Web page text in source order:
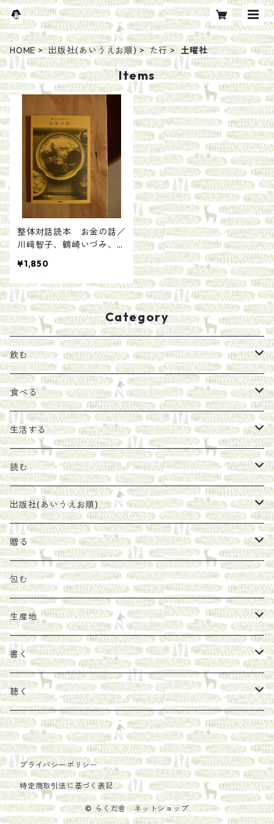
HOME 出版社(あいうえお順) た行 土曜社
Items
整体対話読本 お金の話／
川﨑智子、鶴崎いづみ、江
¥1,850
Category
飲む
お茶
エキス
珈琲豆
太山寺珈琲焙煎室
食べる
ジャム
うめぼし
塩
オリーブオイル
その他
マスコバド糖
しょうがパウダー
野菜・果物
新しょうが
レモン
生活する
エコラップ
石けん
ヘチマたわし
陶器
馬目隆宏
絵
タンブラー
読む
刊行から時間が経ったけれど、長く売り続けたい一冊
贈り物に勧めたい絵本
紀伊半島ブックマルシェ関連本
らくだ舎出帆室の参考本など
新刊では販売しづらくなった本を巡らせて
古本や自由価格本から探す
出版社(あいうえお順)
らくだ舎出帆室
リトルプレス
mario books
タイドラー
Sakumag
地下BOOKS
疋田千里
PHILOSOPHIA
海外出版社
古本
あ行
明石書店
赤々舎
亜紀書房
か行
偕成社
笠間書院
さ行
里山社
た行
贈る
包装
ギフトセット
カレンダー
カップ
ステッカー
包む
生産地
色川
そこそこ農園
農家民泊JUGEM
だものみち
安田農園
フィリピン
パレスチナ
インドネシア
メキシコ
書く
カムワッカ
らくだ舎
ポストカード
聴く
里
COLECTIVO ALTEPE
プライバシーポリシー
特定商取引法に基づく表記
© らくだ舎 ネットショップ